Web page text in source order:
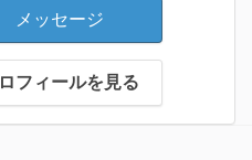
メッセージ
フィールを見る